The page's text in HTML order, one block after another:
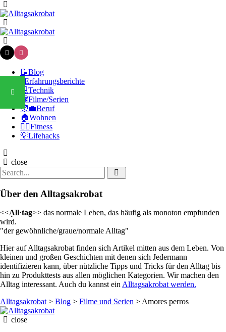
Alltagsakrobat
📝Blog
🧪Erfahrungsberichte
💻Technik
📽️Filme/Serien
🧑‍💼Beruf
🏠Wohnen
🏃‍♀️Fitness
💡Lifehacks
close
Search
for:
Über den Alltagsakrobat
<<Ạll·tag>> das normale Leben, das häufig als monoton empfunden
wird.
"der gewöhnliche/graue/normale Alltag"
Hier auf Alltagsakrobat finden sich Artikel mitten aus dem Leben. Von
kleinen und großen Geschichten mit denen sich Jedermann
identifizieren kann, über nützliche Tipps und Tricks für den Alltag bis
hin zu Produkttests aus allen möglichen Kategorien. Wir machen den
Alltag interessant. Auch du kannst einAlltagsakrobat werden.
Alltagsakrobat> Blog > Filme und Serien >Amores perros
Alltagsakrobat
close